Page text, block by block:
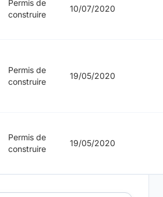
Permis de
construire
10/07/2020
Permis de
construire
19/05/2020
Permis de
construire
19/05/2020